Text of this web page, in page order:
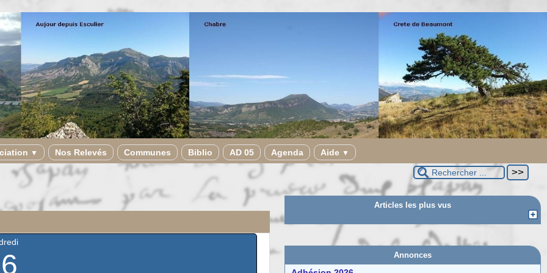
▼ Nos Relevés Communes Biblio AD 05 Agenda Aide ▼
Articles les plus vus
Annonces